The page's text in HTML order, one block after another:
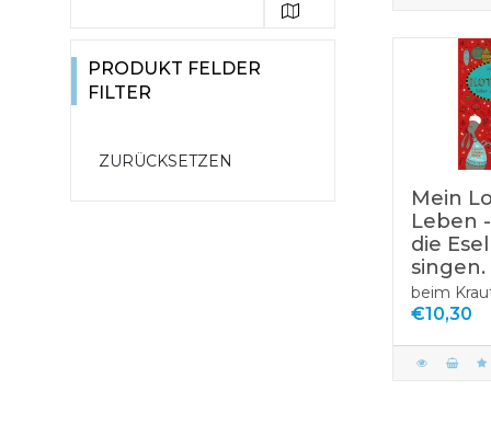
Bilderbücher
Rätsel
Historische
Biografien &
PRODUKT FELDER
FILTER
Mein
Leben
die
singen.
beim
€10,30